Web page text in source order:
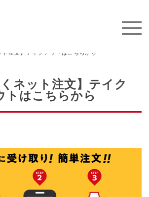
ト注文】テイクアウトはこちらから
くネット注文】テイク
トはこちらから